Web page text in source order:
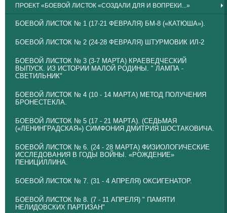
ПРОЕКТ «БОЕВОЙ ЛИСТОК «СОЗДАЛИ ДЛЯ И ВОПРЕКИ...»
БОЕВОЙ ЛИСТОК № 1 (17-21 ФЕВРАЛЯ) БМ-8 («КАТЮША»).
БОЕВОЙ ЛИСТОК № 2 (24-28 ФЕВРАЛЯ) ШТУРМОВИК ИЛ-2
БОЕВОЙ ЛИСТОК № 3 (3-7 МАРТА) КРАЕВЕДЧЕСКИЙ
ВЫПУСК. ИЗ ИСТОРИИ МАЛОЙ РОДИНЫ. " ЛАМПА -
СВЕТИЛЬНИК"
БОЕВОЙ ЛИСТОК № 4 (10 - 14 МАРТА) МЕТОД ПОЛУЧЕНИЯ
БРОНЕСТЕКЛА.
БОЕВОЙ ЛИСТОК № 5 (17 - 21 МАРТА). (СЕДЬМАЯ
(«ЛЕНИНГРАДСКАЯ») СИМФОНИЯ ДМИТРИЯ ШОСТАКОВИЧА.
БОЕВОЙ ЛИСТОК № 6. (24 - 28 МАРТА) ФИЗИОЛОГИЧЕСКИЕ
ИССЛЕДОВАНИЯ В ГОДЫ ВОЙНЫ. «РОЖДЕНИЕ»
ПЕНИЦИЛЛИНА.
БОЕВОЙ ЛИСТОК № 7. (31 - 4 АПРЕЛЯ) ОКСИГЕНАТОР.
БОЕВОЙ ЛИСТОК № 8. (7 - 11 АПРЕЛЯ) " ПАМЯТИ
НЕЛИДОВСКИХ ПАРТИЗАН"